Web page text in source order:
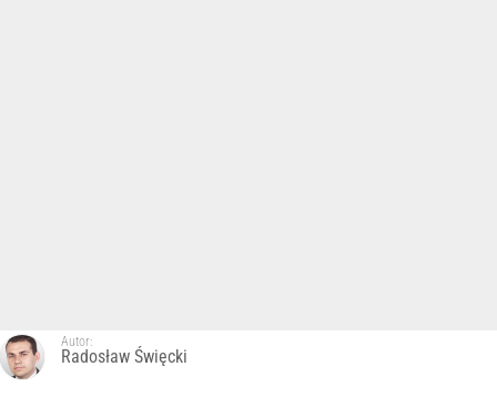
Autor:
Radosław Święcki